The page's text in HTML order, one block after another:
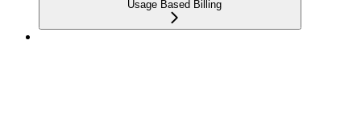
Usage Based Billing